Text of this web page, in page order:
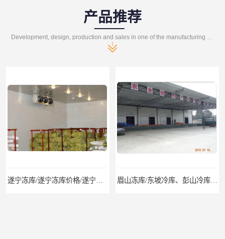
产品推荐